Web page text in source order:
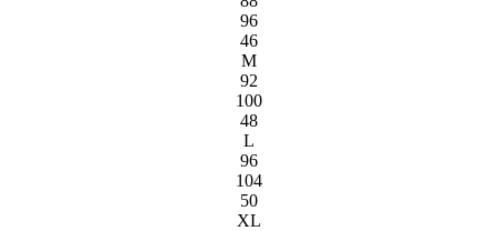
96
46
M
92
100
48
L
96
104
50
XL